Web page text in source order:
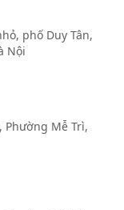
phố Duy Tân,
Nội
Phường Mễ Trì,